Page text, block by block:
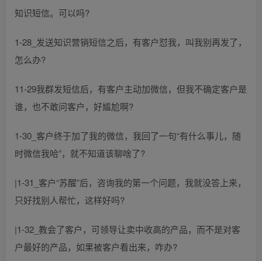
知识短信。可以吗?
1-28_发送知识营销短信之后，有客户怼我，叫我别再发了，
怎么办?
11-29我群发短信后，有客户主动加微信，但我不确定客户是
谁，也不敢问客户，好尴尬啊?
1-30_客户终于加了我的微信，我回了一句“有什么事儿，随
时微信我哈”，就不知道该聊啥了?
|1-31_客户“苏醒”后，咨询我的第一个问题，我就没答上来，
只好找别人帮忙，这样好吗?
|1-32_教会了客户，可领导让卖中收高的产品，而不是对客
户最好的产品，如果被客户看出来，咋办?